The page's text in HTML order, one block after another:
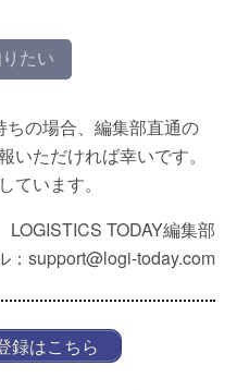
たい
の場合、編集部直通の
ただければ幸いです。
ています。
LOGISTICS TODAY編集部
：support@logi-today.com
録はこちら